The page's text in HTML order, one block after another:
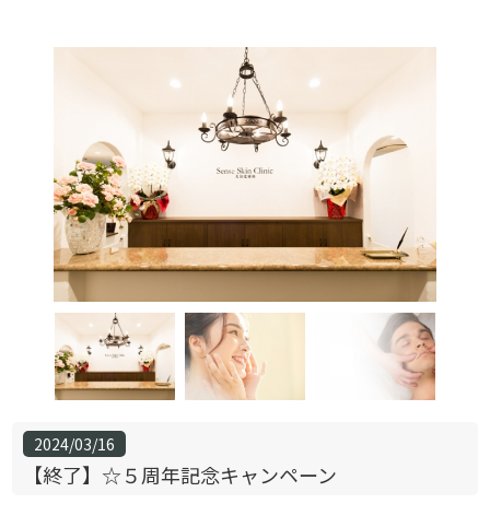
2024/03/16
【終了】☆５周年記念キャンペーン